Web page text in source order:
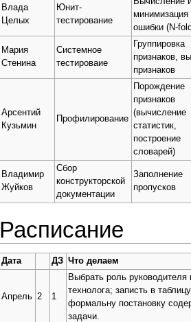
Влада
Целых
Юнит-
тестирование
минимизация
ошибки (N-
Мария
Стенина
Системное
тестироваие
Группировка
признаков,
признаков
Арсентий
Кузьмин
Профилирование
Порождение
признаков
(вычисление
статистик,
построение
словарей)
Владимир
Жуйков
Сбор
конструкторской
документации
Заполнение
пропусков
Расписание
Дата ДЗ Что делаем
Апрель 2 1
Выбрать роль руководителя
технолога; записть в
формальну постановку
задачи.